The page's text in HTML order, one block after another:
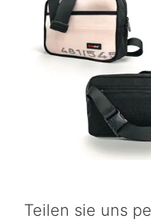
Teilen sie uns